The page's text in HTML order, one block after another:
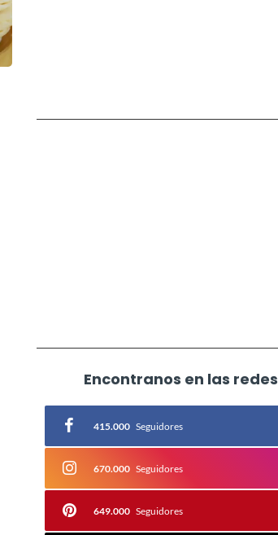
Encontranos en las redes
415.000 Seguidores
670.000 Seguidores
649.000 Seguidores